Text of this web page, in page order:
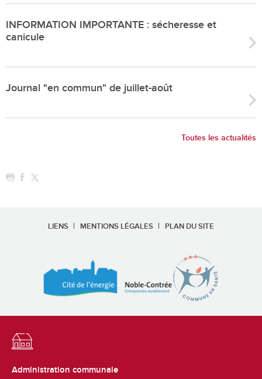
INFORMATION IMPORTANTE : sécheresse et
canicule
Journal "en commun" de juillet-août
Toutes les actualités
LIENS MENTIONS LÉGALES PLAN DU SITE
Administration communale